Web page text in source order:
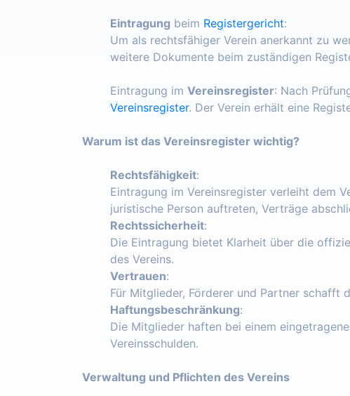
Eintragung beim Registergericht:
Um als rechtsfähiger Verein anerkannt zu
weitere Dokumente beim zuständigen
Eintragung im Vereinsregister: Nach
Vereinsregister. Der Verein erhält eine
Warum ist das Vereinsregister wichtig?
Rechtsfähigkeit:
Eintragung im Vereinsregister verleiht dem
juristische Person auftreten, Verträge
Rechtssicherheit:
Die Eintragung bietet Klarheit über die
des Vereins.
Vertrauen:
Für Mitglieder, Förderer und Partner schafft
Haftungsbeschränkung:
Die Mitglieder haften bei einem
Vereinsschulden.
Verwaltung und Pflichten des Vereins